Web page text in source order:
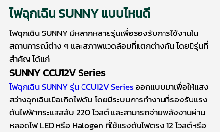
ไฟฉุกเฉิน SUNNYแบบไหนดี
ไฟฉุกเฉิน SUNNYมีหลากหลายรุ่นเพื่อรองรับการใช้งานใน
สถานการณ์ต่าง ๆ และสภาพแวดล้อมที่แตกต่างกัน โดยมีรุ่นที่
สำคัญ ได้แก่
SUNNY CCU12V Series
ไฟฉุกเฉิน SUNNYรุ่น CCU12V Series ออกแบบมาเพื่อให้แสง
สว่างฉุกเฉินเมื่อเกิดไฟดับ โดยมีระบบการทำงานที่รองรับแรง
ดันไฟฟ้ากระแสสลับ 220 โวลต์ และสามารถจ่ายพลังงานผ่าน
หลอดไฟ LED หรือ Halogen ที่ใช้แรงดันไฟตรง 12 โวลต์หรือ